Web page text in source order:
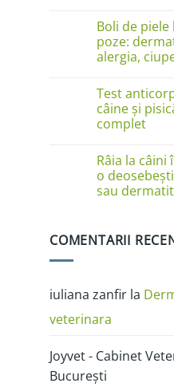
Cauze
și
soluții
comentariu
la
Boli
de
piele
în
imagini:
dermatită
miliară,
ciupercă,
și
râie
Boli de piele
poze:
alergia,
la
Boli
de
piele
în
poze:
dermatita,
râia,
alergia,
Test
câine și
complet
comentariu
la
Test
anticorpi
antirabici
(FAVN):
ghid
Râia la câini
o
sau
Râia
cum
o
de
dermatită
COMENTARII
iuliana zanfir la
veterinara
Joyvet - Cabinet
București